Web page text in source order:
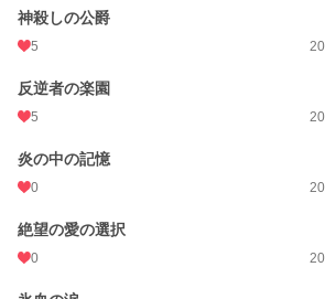
神殺しの公爵
5
反逆者の楽園
5
炎の中の記憶
0
絶望の愛の選択
0